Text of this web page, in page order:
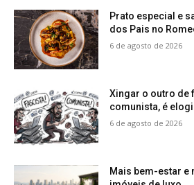
Prato especial e
dos Pais no
6 de agosto de 2026
Xingar o outro de
comunista, é
6 de agosto de 2026
Mais bem-estar e